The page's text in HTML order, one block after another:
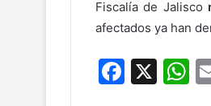
Fiscalía de Jalisco
afectados ya han
F
X